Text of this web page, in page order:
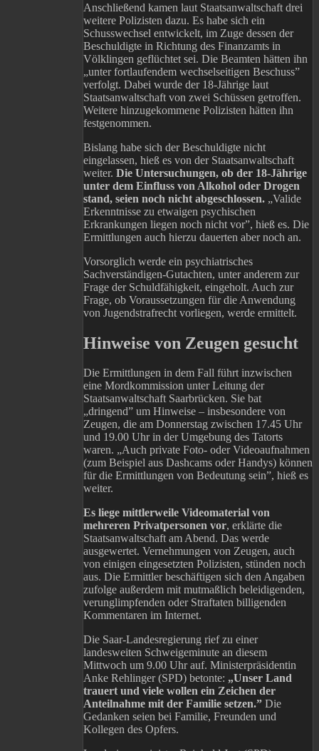
Anschließend kamen laut Staatsanwaltschaft drei
weitere Polizisten dazu. Es habe sich ein
Schusswechsel entwickelt, im Zuge dessen der
Beschuldigte in Richtung des Finanzamts in
Völklingen geflüchtet sei. Die Beamten hätten ihn
„unter fortlaufendem wechselseitigen Beschuss”
verfolgt. Dabei wurde der 18-Jährige laut
Staatsanwaltschaft von zwei Schüssen getroffen.
Weitere hinzugekommene Polizisten hätten ihn
festgenommen.
Bislang habe sich der Beschuldigte nicht
eingelassen, hieß es von der Staatsanwaltschaft
weiter. Die Untersuchungen, ob der 18-Jährige
unter dem Einfluss von Alkohol oder Drogen
stand, seien noch nicht abgeschlossen. „Valide
Erkenntnisse zu etwaigen psychischen
Erkrankungen liegen noch nicht vor”, hieß es. Die
Ermittlungen auch hierzu dauerten aber noch an.
Vorsorglich werde ein psychiatrisches
Sachverständigen-Gutachten, unter anderem zur
Frage der Schuldfähigkeit, eingeholt. Auch zur
Frage, ob Voraussetzungen für die Anwendung
von Jugendstrafrecht vorliegen, werde ermittelt.
Hinweise von Zeugen gesucht
Die Ermittlungen in dem Fall führt inzwischen
eine Mordkommission unter Leitung der
Staatsanwaltschaft Saarbrücken. Sie bat
„dringend” um Hinweise – insbesondere von
Zeugen, die am Donnerstag zwischen 17.45 Uhr
und 19.00 Uhr in der Umgebung des Tatorts
waren. „Auch private Foto- oder Videoaufnahmen
(zum Beispiel aus Dashcams oder Handys) können
für die Ermittlungen von Bedeutung sein”, hieß es
weiter.
Es liege mittlerweile Videomaterial von
mehreren Privatpersonen vor, erklärte die
Staatsanwaltschaft am Abend. Das werde
ausgewertet. Vernehmungen von Zeugen, auch
von einigen eingesetzten Polizisten, stünden noch
aus. Die Ermittler beschäftigen sich den Angaben
zufolge außerdem mit mutmaßlich beleidigenden,
verunglimpfenden oder Straftaten billigenden
Kommentaren im Internet.
Die Saar-Landesregierung rief zu einer
landesweiten Schweigeminute an diesem
Mittwoch um 9.00 Uhr auf. Ministerpräsidentin
Anke Rehlinger (SPD) betonte: „Unser Land
trauert und viele wollen ein Zeichen der
Anteilnahme mit der Familie setzen.” Die
Gedanken seien bei Familie, Freunden und
Kollegen des Opfers.